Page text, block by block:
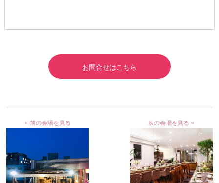
お問合せはこちら
« 前の会場を見る 次の会場を見る »